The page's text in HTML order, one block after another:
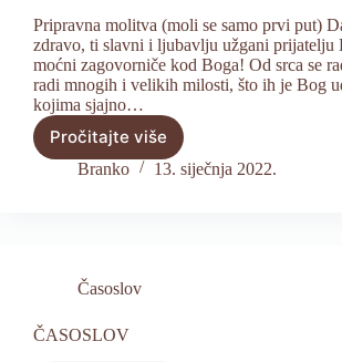
Pripravna molitva (moli se samo prvi put)
zdravo, ti slavni i ljubavlju užgani prijatelju
moćni zagovorniče kod Boga! Od srca se
radi mnogih i velikih milosti, što ih je Bog
kojima sjajno…
Pročitajte više
13
utoraka
Branko 13. siječnja 2022.
Časoslov
ČASOSLOV